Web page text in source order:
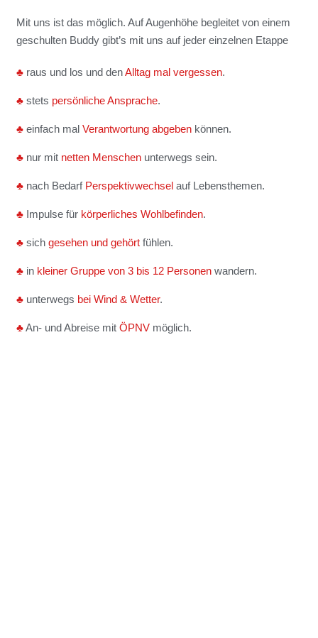
Mit uns ist das möglich. Auf Augenhöhe begleitet von einem
geschulten Buddy gibt’s mit uns auf jeder einzelnen Etappe
♣ raus und los und denAlltag mal vergessen.
♣ stets persönliche Ansprache.
♣ einfach mal Verantwortung abgeben können.
♣ nur mit netten Menschen unterwegs sein.
♣ nach Bedarf Perspektivwechsel auf Lebensthemen.
♣ Impulse für körperliches Wohlbefinden.
♣ sich gesehen und gehört fühlen.
♣ in kleiner Gruppe von 3 bis 12 Personen wandern.
♣ unterwegs bei Wind & Wetter.
♣An- und Abreise mit ÖPNV möglich.